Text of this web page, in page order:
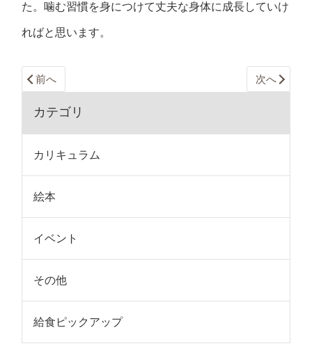
た。噛む習慣を身につけて丈夫な身体に成長していけ
ればと思います。
前へ 次へ
カテゴリ
カリキュラム
絵本
イベント
その他
給食ピックアップ